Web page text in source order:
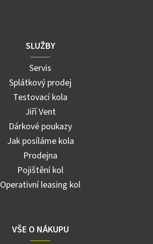
SLUŽBY
Servis
Splátkový prodej
Testovací kola
Jiří Vent
Dárkové poukazy
Jak posíláme kola
Prodejna
Pojištění kol
Operativní leasing kol
VŠE O NÁKUPU